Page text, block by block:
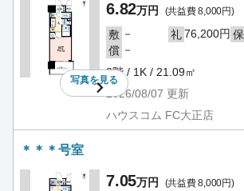
写真を見る
6.82万円 (共益費 8,000円)
敷 － 礼76,200円 保
償 －
2階 / 1K / 21.09㎡
2026/08/07 更新
ハウスコム FC大正店
＊＊＊号室
7.05万円 (共益費 8,000円)